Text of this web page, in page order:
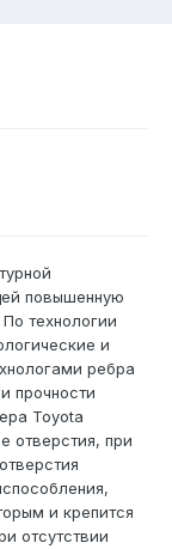
повышенную
технологии
и
ребра
прочности
Toyota
отверстия, при
и крепится
отсутствии